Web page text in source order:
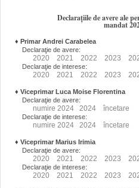
Declarațiile de avere ale
mandat
♦ Primar Andrei Carabelea
Declaraţie de avere:
2020 2021 2022 2023
Declaraţie de interese:
2020 2021 2022 2023
♦ Viceprimar Luca Moise Florentina
Declaraţie de avere:
numire 2024 2024 încetare
Declaraţie de interese:
numire 2024 2024 încetare
♦ Viceprimar Marius Irimia
Declaraţie de avere:
2020 2021 2022 2023
Declaraţie de interese:
2020 2021 2022 2023